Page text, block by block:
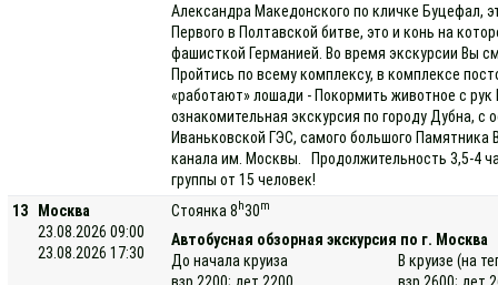
Александра Македонского по кличке Буцефал,
Первого в Полтавской битве, это и конь на
фашисткой Германией. Во время экскурсии Вы
Пройтись по всему комплексу, в комплексе
«работают» лошади - Покормить животное с
ознакомительная экскурсия по городу Дубна,
Иваньковской ГЭС, самого большого Памятника
канала им. Москвы. Продолжительность 3,5-4
группы от 15 человек!
13
Москва
23.08.2026 09:00
23.08.2026 17:30
Стоянка 8 h30m
Автобусная обзорная экскурсия по г. Москва
До начала круиза
взр 2200; дет 2200
В круизе (на
взр 2600; дет